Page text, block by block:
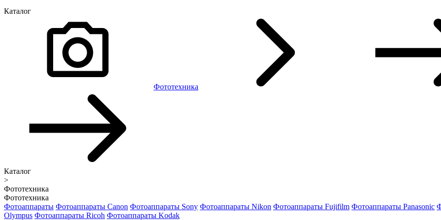
Каталог
Фототехника
Каталог
>
Фототехника
Фототехника
Фотоаппараты Фотоаппараты Canon Фотоаппараты Sony Фотоаппараты Nikon Фотоаппараты Fujifilm Фотоаппараты Panasonic
Olympus Фотоаппараты Ricoh Фотоаппараты Kodak